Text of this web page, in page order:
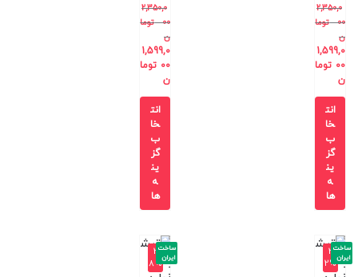
2,350,0
00
توما
ن
1,599,0
00 توما
ن
انت
خا
ب
گز
ین
ه
ها
2,350,0
00
توما
ن
1,599,0
00 توما
ن
انت
خا
ب
گز
ین
ه
ها
-3
2%
ساخت
ایران
-3
8%
ساخت
ایران